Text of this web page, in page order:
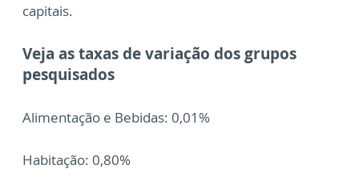
capitais.
Veja as taxas de variação dos grupos
pesquisados
Alimentação e Bebidas: 0,01%
Habitação: 0,80%